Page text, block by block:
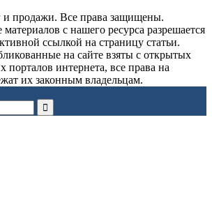
продажи. Все права защищены.
с нашего ресурса разрешается
ссылкой на страницу статьи.
на сайте взяты с открытых
порталов интернета, все права на
их законным владельцам.